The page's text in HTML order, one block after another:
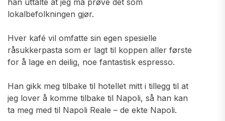
han uttalte at jeg må prøve det som
lokalbefolkningen gjør.
Hver kafé vil omfatte sin egen spesielle
råsukkerpasta som er lagt til koppen aller første
for å lage en deilig, noe fantastisk espresso.
Han gikk meg tilbake til hotellet mitt i tillegg til at
jeg lover å komme tilbake til Napoli, så han kan
ta meg med til Napoli Reale – de ekte Napoli.